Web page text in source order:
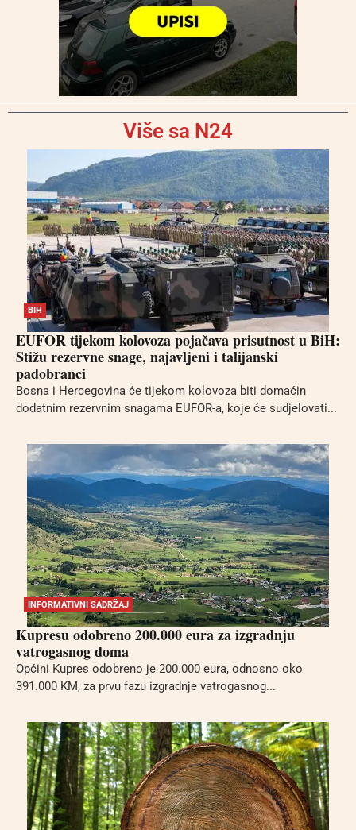
Više sa N24
BIH
EUFOR tijekom kolovoza pojačava prisutnost u BiH:
Stižu rezervne snage, najavljeni i talijanski
padobranci
Bosna i Hercegovina će tijekom kolovoza biti domaćin
dodatnim rezervnim snagama EUFOR-a, koje će sudjelovati...
INFORMATIVNI SADRŽAJ
Kupresu odobreno 200.000 eura za izgradnju
vatrogasnog doma
Općini Kupres odobreno je 200.000 eura, odnosno oko
391.000 KM, za prvu fazu izgradnje vatrogasnog...